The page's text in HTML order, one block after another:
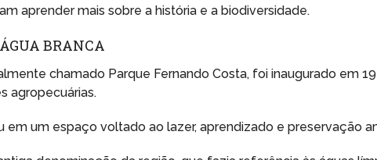
aprender mais sobre a história e a biodiversidade.
BRANCA
chamado Parque Fernando Costa, foi inaugurado em
agropecuárias.
um espaço voltado ao lazer, aprendizado e preservação